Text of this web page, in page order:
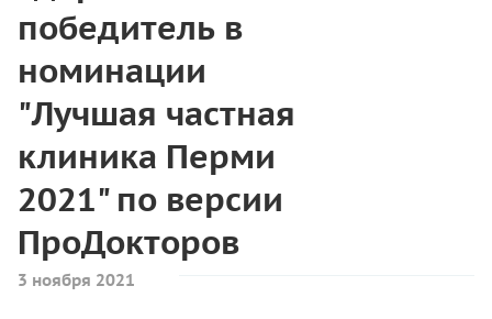
победитель в
номинации
"Лучшая частная
клиника Перми
2021" по версии
ПроДокторов
3 ноября 2021